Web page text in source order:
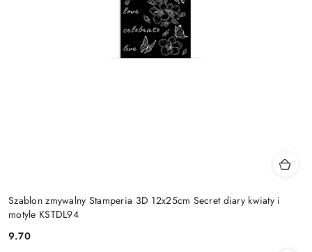
Szablon zmywalny Stamperia 3D 12x25cm Secret diary kwiaty i
motyle KSTDL94
Cena:
9.70